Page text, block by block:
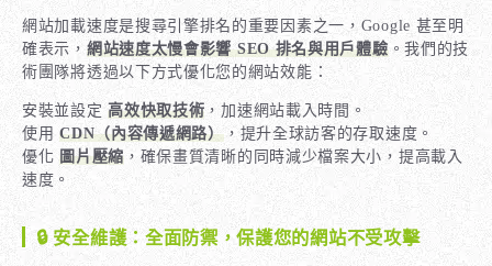
網站加載速度是搜尋引擎排名的重要因素之一，Google 甚至明
確表示， 網站速度太慢會影響 SEO 排名與用戶體驗。我們的技
術團隊將透過以下方式優化您的網站效能：
安裝並設定高效快取技術 ，加速網站載入時間。
使用CDN（內容傳遞網路），提升全球訪客的存取速度。
優化圖片壓縮，確保畫質清晰的同時減少檔案大小，提高載入
速度。
🔒 安全維護：全面防禦，保護您的網站不受攻擊